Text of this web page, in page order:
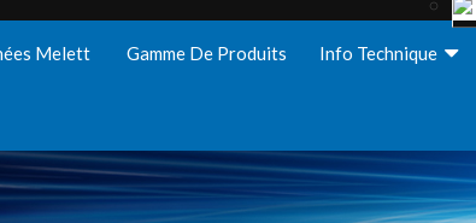
Melett Gamme De Produits Info Technique